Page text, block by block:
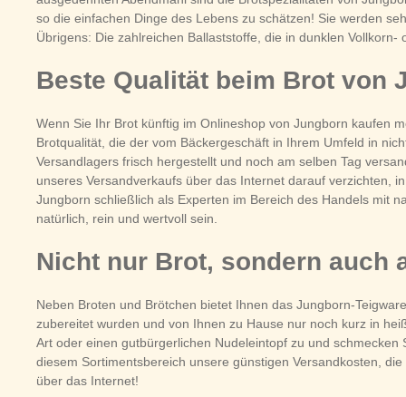
so die einfachen Dinge des Lebens zu schätzen! Sie werden
Übrigens: Die zahlreichen Ballaststoffe, die in dunklen
Beste Qualität beim Brot von
Wenn Sie Ihr Brot künftig im Onlineshop von Jungborn kaufen
Brotqualität, die der vom Bäckergeschäft in Ihrem Umfeld in
Versandlagers frisch hergestellt und noch am selben Tag
unseres Versandverkaufs über das Internet darauf verzichten,
Jungborn schließlich als Experten im Bereich des Handels mit
natürlich, rein und wertvoll sein.
Nicht nur Brot, sondern auch
Neben Broten und Brötchen bietet Ihnen das Jungborn-
zubereitet wurden und von Ihnen zu Hause nur noch kurz in
Art oder einen gutbürgerlichen Nudeleintopf zu und
diesem Sortimentsbereich unsere günstigen Versandkosten,
über das Internet!